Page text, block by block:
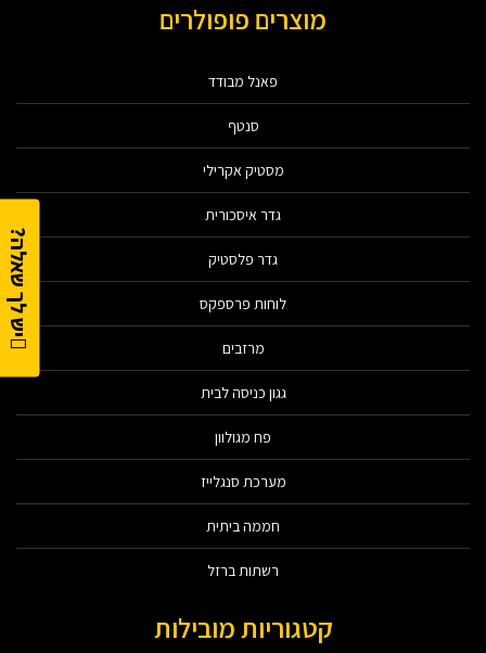
יש לך שאלה?
מוצרים פופולרים
פאנל מבודד
סנטף
מסטיק אקרילי
גדר איסכורית
גדר פלסטיק
לוחות פרספקס
מרזבים
גגון כניסה לבית
פח מגולוון
מערכת סנגלייז
חממה ביתית
רשתות ברזל
קטגוריות מובילות